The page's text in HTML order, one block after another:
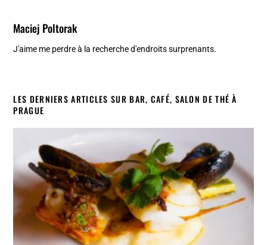
Maciej Poltorak
J'aime me perdre à la recherche d'endroits surprenants.
LES DERNIERS ARTICLES SUR BAR, CAFÉ, SALON DE THÉ À
PRAGUE